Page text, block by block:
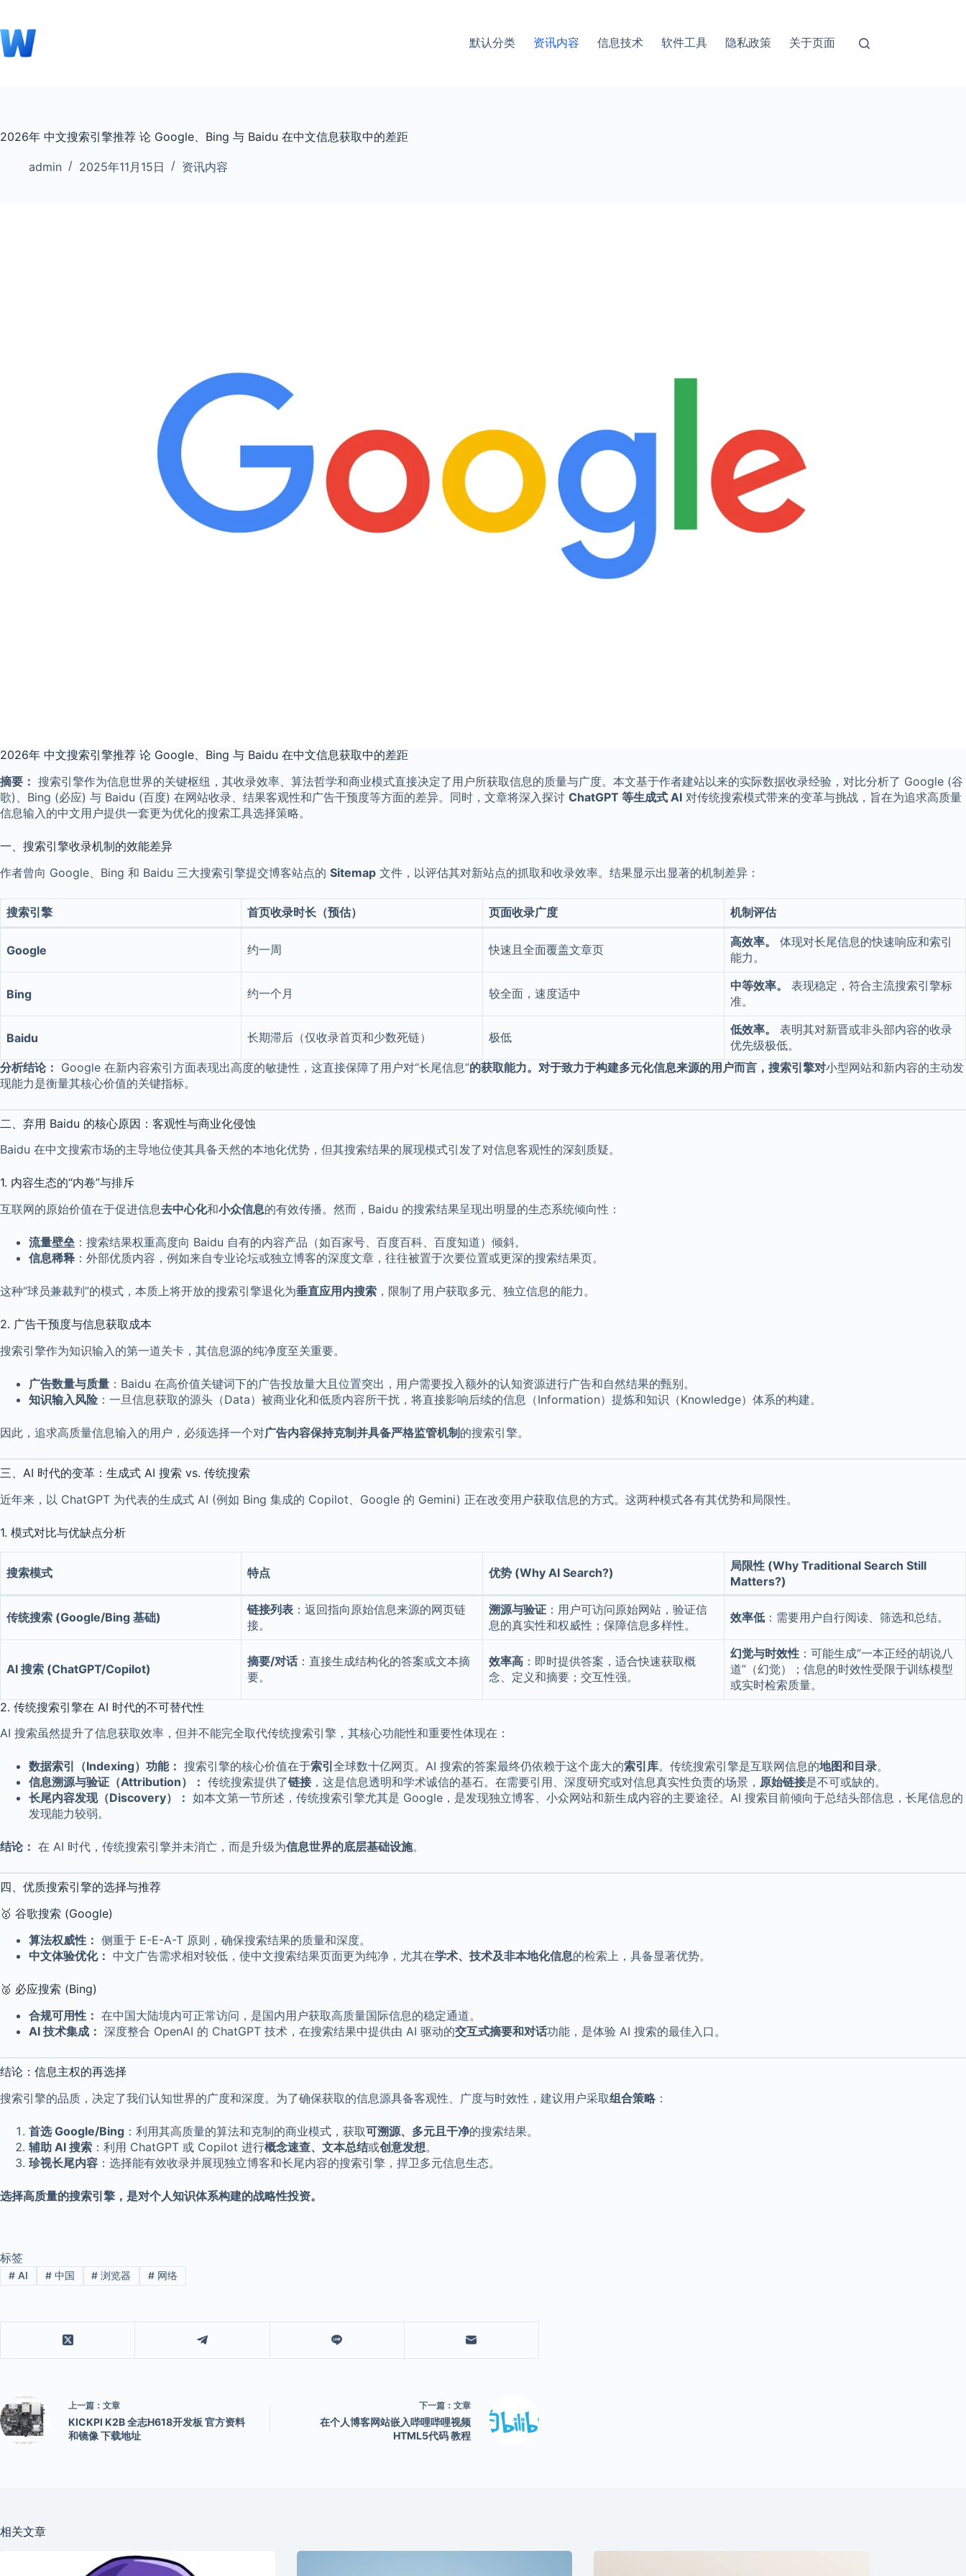
内
容
默认分类 资讯内容 信息技术 软件工具 隐私政策 关于页面
2026年 中文搜索引擎推荐 论 Google、Bing 与 Baidu 在中文信息获取中的差距
admin 2025年11月15日 资讯内容
2026年 中文搜索引擎推荐 论 Google、Bing 与 Baidu 在中文信息获取中的差距
摘要： 搜索引擎作为信息世界的关键枢纽，其收录效率、算法哲学和商业模式直接决定了用户所获取信息的质量与广度。本文基于作者建站以来的实际数据收录经验，对比分析了 Google (谷
歌)、Bing (必应) 与 Baidu (百度) 在网站收录、结果客观性和广告干预度等方面的差异。同时，文章将深入探讨 ChatGPT 等生成式 AI 对传统搜索模式带来的变革与挑战，旨在为追求高质量
信息输入的中文用户提供一套更为优化的搜索工具选择策略。
一、搜索引擎收录机制的效能差异
作者曾向 Google、Bing 和 Baidu 三大搜索引擎提交博客站点的 Sitemap 文件，以评估其对新站点的抓取和收录效率。结果显示出显著的机制差异：
搜索引擎 首页收录时长（预估） 页面收录广度 机制评估
Google 约一周 快速且全面覆盖文章页
高效率。
体现对长尾信息的快速响应和索引
能力。
Bing 约一个月 较全面，速度适中
中等效率。
表现稳定，符合主流搜索引擎标
准。
Baidu 长期滞后（仅收录首页和少数死链） 极低
低效率。
表明其对新晋或非头部内容的收录
优先级极低。
分析结论： Google 在新内容索引方面表现出高度的敏捷性，这直接保障了用户对“长尾信息”的获取能力。对于致力于构建多元化信息来源的用户而言，搜索引擎对小型网站和新内容的主动发
现能力是衡量其核心价值的关键指标。
二、弃用 Baidu 的核心原因：客观性与商业化侵蚀
Baidu 在中文搜索市场的主导地位使其具备天然的本地化优势，但其搜索结果的展现模式引发了对信息客观性的深刻质疑。
1. 内容生态的“内卷”与排斥
互联网的原始价值在于促进信息去中心化和小众信息的有效传播。然而，Baidu 的搜索结果呈现出明显的生态系统倾向性：
流量壁垒 ：搜索结果权重高度向 Baidu 自有的内容产品（如百家号、百度百科、百度知道）倾斜。
信息稀释 ：外部优质内容，例如来自专业论坛或独立博客的深度文章，往往被置于次要位置或更深的搜索结果页。
这种“球员兼裁判”的模式，本质上将开放的搜索引擎退化为垂直应用内搜索 ，限制了用户获取多元、独立信息的能力。
2. 广告干预度与信息获取成本
搜索引擎作为知识输入的第一道关卡，其信息源的纯净度至关重要。
广告数量与质量 ：Baidu 在高价值关键词下的广告投放量大且位置突出，用户需要投入额外的认知资源进行广告和自然结果的甄别。
知识输入风险：一旦信息获取的源头（Data）被商业化和低质内容所干扰，将直接影响后续的信息（Information）提炼和知识（Knowledge）体系的构建。
因此，追求高质量信息输入的用户，必须选择一个对广告内容保持克制并具备严格监管机制的搜索引擎。
三、AI 时代的变革：生成式 AI 搜索 vs. 传统搜索
近年来，以 ChatGPT 为代表的生成式 AI (例如 Bing 集成的 Copilot、Google 的 Gemini) 正在改变用户获取信息的方式。这两种模式各有其优势和局限性。
1. 模式对比与优缺点分析
搜索模式 特点 优势 (Why AI Search?)
局限性 (Why Traditional Search Still
Matters?)
传统搜索 (Google/Bing 基础)
链接列表 ：返回指向原始信息来源的网页链
接。
溯源与验证 ：用户可访问原始网站，验证信
息的真实性和权威性；保障信息多样性。
效率低 ：需要用户自行阅读、筛选和总结。
AI 搜索 (ChatGPT/Copilot)
摘要/对话：直接生成结构化的答案或文本摘
要。
效率高 ：即时提供答案，适合快速获取概
念、定义和摘要；交互性强。
幻觉与时效性 ：可能生成“一本正经的胡说八
道”（幻觉）；信息的时效性受限于训练模型
或实时检索质量。
2. 传统搜索引擎在 AI 时代的不可替代性
AI 搜索虽然提升了信息获取效率，但并不能完全取代传统搜索引擎，其核心功能性和重要性体现在：
数据索引（Indexing）功能： 搜索引擎的核心价值在于索引 全球数十亿网页。AI 搜索的答案最终仍依赖于这个庞大的索引库。传统搜索引擎是互联网信息的地图和目录。
信息溯源与验证（Attribution）： 传统搜索提供了链接，这是信息透明和学术诚信的基石。在需要引用、深度研究或对信息真实性负责的场景， 原始链接是不可或缺的。
长尾内容发现（Discovery）： 如本文第一节所述，传统搜索引擎尤其是 Google，是发现独立博客、小众网站和新生成内容的主要途径。AI 搜索目前倾向于总结头部信息，长尾信息的
发现能力较弱。
结论： 在 AI 时代，传统搜索引擎并未消亡，而是升级为信息世界的底层基础设施。
四、优质搜索引擎的选择与推荐
🥇 谷歌搜索 (Google)
算法权威性： 侧重于 E-E-A-T 原则，确保搜索结果的质量和深度。
中文体验优化： 中文广告需求相对较低，使中文搜索结果页面更为纯净，尤其在学术、技术及非本地化信息的检索上，具备显著优势。
🥈 必应搜索 (Bing)
合规可用性： 在中国大陆境内可正常访问，是国内用户获取高质量国际信息的稳定通道。
AI 技术集成： 深度整合 OpenAI 的 ChatGPT 技术，在搜索结果中提供由 AI 驱动的交互式摘要和对话功能，是体验 AI 搜索的最佳入口。
结论：信息主权的再选择
搜索引擎的品质，决定了我们认知世界的广度和深度。为了确保获取的信息源具备客观性、广度与时效性，建议用户采取组合策略 ：
首选 Google/Bing ：利用其高质量的算法和克制的商业模式，获取可溯源、多元且干净的搜索结果。
辅助 AI 搜索 ：利用 ChatGPT 或 Copilot 进行概念速查、文本总结或创意发想。
珍视长尾内容 ：选择能有效收录并展现独立博客和长尾内容的搜索引擎，捍卫多元信息生态。
选择高质量的搜索引擎，是对个人知识体系构建的战略性投资。
标签
#AI #中国 # 浏览器 # 网络
上一篇： 文章
KICKPI K2B 全志H618开发板 官方资料
和镜像 下载地址
下一篇： 文章
在个人博客网站嵌入哔哩哔哩视频
HTML5代码 教程
相关文章